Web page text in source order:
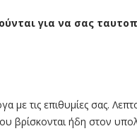
για να σας
με τις επιθυμίες σας.
βρίσκονται ήδη στον